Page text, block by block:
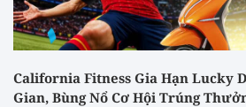
California Fitness Gia Hạn Lucky
Gian, Bùng Nổ Cơ Hội Trúng